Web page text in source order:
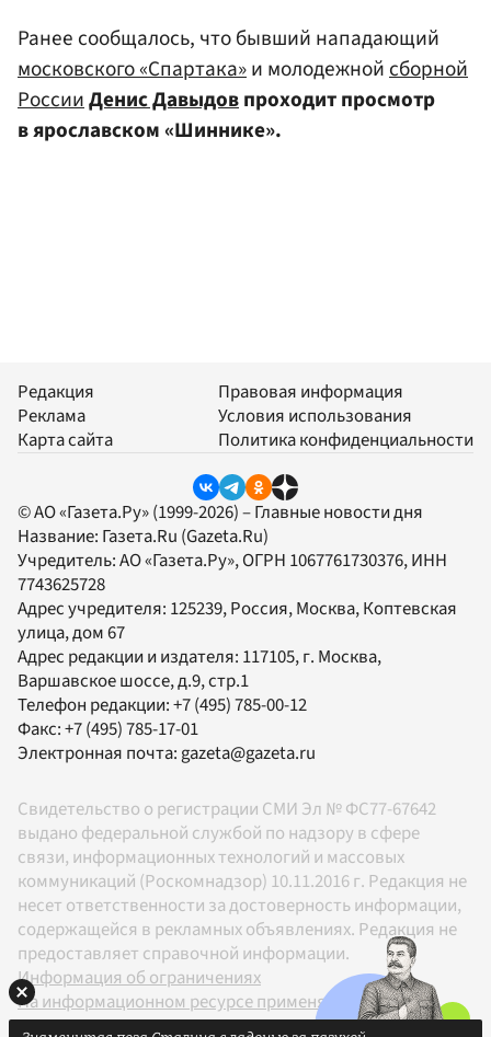
Ранее сообщалось, что бывший нападающий
московского «Спартака»и молодежнойсборной
РоссииДенис Давыдовпроходит просмотр
в ярославском «Шиннике».
Редакция
Реклама
Карта сайта
Правовая информация
Условия использования
Политика конфиденциальности
© АО «Газета.Ру» (1999-2026) – Главные новости дня
Название: Газета.Ru (Gazeta.Ru)
Учредитель:АО «Газета.Ру», ОГРН 1067761730376, ИНН
7743625728
Адрес учредителя: 125239, Россия, Москва, Коптевская
улица, дом 67
Адрес редакции и издателя: 117105, г. Москва,
Варшавское шоссе, д.9, стр.1
Телефон редакции:+7 (495) 785-00-12
Факс:+7 (495) 785-17-01
Электронная почта:gazeta@gazeta.ru
Свидетельство о регистрации СМИ Эл № ФС77-67642
выдано федеральной службой по надзору в сфере
связи, информационных технологий и массовых
коммуникаций (Роскомнадзор) 10.11.2016 г. Редакция не
несет ответственности за достоверность информации,
содержащейся в рекламных объявлениях. Редакция не
предоставляет справочной информации.
Информация об ограничениях
На информационном ресурсе применяются
рекомендательные технологии в соответствии с